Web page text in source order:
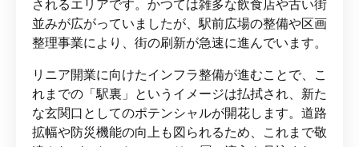
されるエリアです。かつては雑多な飲食店や古い街
並みが広がっていましたが、駅前広場の整備や区画
整理事業により、街の刷新が急速に進んでいます。
リニア開業に向けたインフラ整備が進むことで、こ
れまでの「駅裏」というイメージは払拭され、新た
な玄関口としてのポテンシャルが開花します。道路
拡幅や防災機能の向上も図られるため、これまで敬